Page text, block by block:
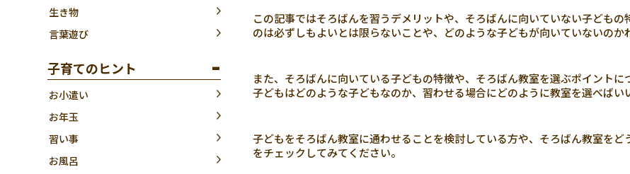
生き物
言葉遊び
子育てのヒント
お小遣い
お年玉
習い事
お風呂
この記事ではそろばんを習うデメリットや、そろばんに向いていない子ども
のは必ずしもよいとは限らないことや、どのような子どもが向いていないのか
また、そろばんに向いている子どもの特徴や、そろばん教室を選ぶポイント
子どもはどのような子どもなのか、習わせる場合にどのように教室を選べばい
子どもをそろばん教室に通わせることを検討している方や、そろばん教室を
をチェックしてみてください。